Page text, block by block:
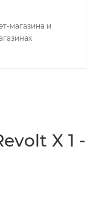
магазина и
X 1 -